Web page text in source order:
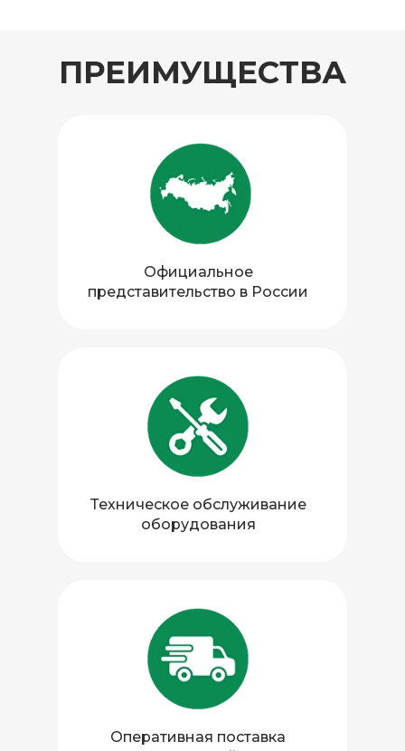
ПРЕИМУЩЕСТВА
Официальное
представительство в России
Техническое обслуживание
оборудования
Оперативная поставка
+7 (905) 723-85-72
TELEGRAM
WHATSAPP
КОНТАКТЫ